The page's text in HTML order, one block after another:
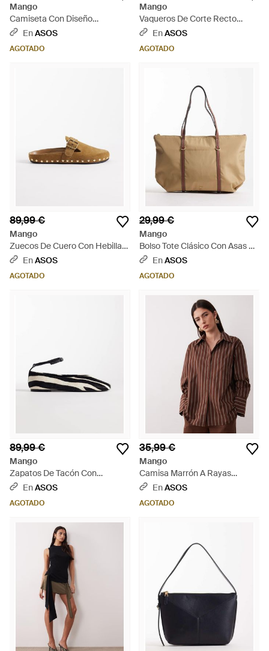
Mango
Camiseta Con Diseño
Encogido Y Bordado De Soles
Azul
EnASOS
AGOTADO
Mango
Vaqueros De Corte Recto
Holgado De 100% Algodón
EnASOS
AGOTADO
89,99 €
Mango
Zuecos De Cuero Con Hebilla
Dorada De - Blanco
EnASOS
AGOTADO
29,99 €
Mango
Bolso Tote Clásico Con Asas En
Contraste De - Neutro
EnASOS
AGOTADO
89,99 €
Mango
Zapatos De Tacón Con
Estampado De Cebra De Cuero
Blanco
EnASOS
AGOTADO
35,99 €
Mango
Camisa Marrón A Rayas
Extragrande Llama De (Parte
EnASOS
AGOTADO